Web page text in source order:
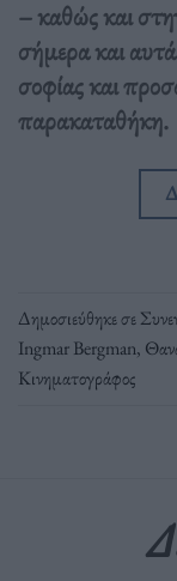
– καθώς και
σήμερα και
σοφίας και
παρακαταθήκη.
Δημοσιεύθηκε σε
Ingmar Bergman,
Κινηματογράφος